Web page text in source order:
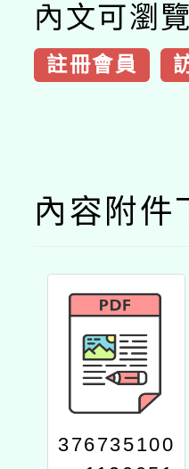
內文可瀏
註冊會員
內容附件
376735100